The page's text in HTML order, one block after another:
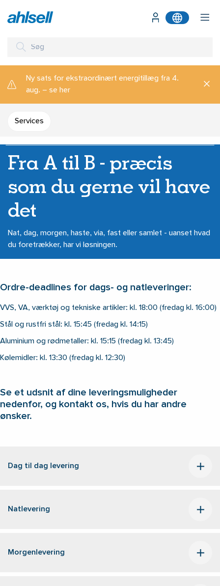
Ny sats for ekstraordinært energitillæg fra 4.
aug. – se her
Services
Fra A til B - præcis
som du gerne vil have
det
Nat, dag, morgen, haste, via, fast eller samlet - uanset hvad
du foretrækker, har vi løsningen.
Ordre-deadlines for dags- og natleveringer:
VVS, VA, værktøj og tekniske artikler: kl. 18:00 (fredag kl. 16:00)
Stål og rustfri stål: kl. 15:45 (fredag kl. 14:15)
Aluminium og rødmetaller: kl. 15:15 (fredag kl. 13:45)
Kølemidler: kl. 13:30 (fredag kl. 12:30)
Se et udsnit af dine leveringsmuligheder
nedenfor, og kontakt os, hvis du har andre
ønsker.
Dag til dag levering
Natlevering
Morgenlevering